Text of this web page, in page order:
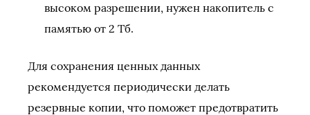
высоком разрешении, нужен накопитель с
памятью от 2 Тб.
Для сохранения ценных данных
рекомендуется периодически делать
резервные копии, что поможет предотвратить